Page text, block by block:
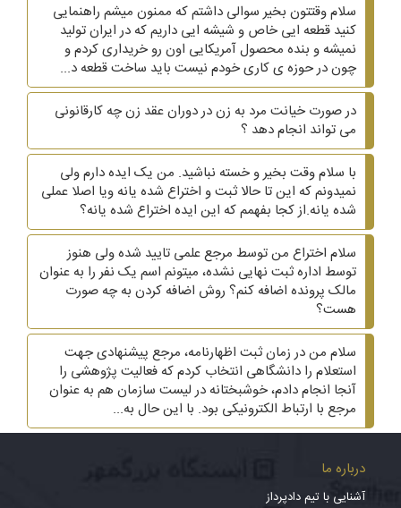
سلام وقتتون بخیر سوالی داشتم که ممنون میشم راهنمایی
کنید قطعه ایی خاص و شیشه ایی داریم که در ایران تولید
نمیشه و بنده محصول آمریکایی اون رو خریداری کردم و
چون در حوزه ی کاری خودم نیست باید ساخت قطعه د...
در صورت خیانت مرد به زن در دوران عقد زن چه کارقانونی
می تواند انجام دهد ؟
با سلام وقت بخیر و خسته نباشید. من یک ایده دارم ولی
نمیدونم که این تا حالا ثبت و اختراع شده یانه ویا اصلا عملی
شده یانه.از کجا بفهمم که این ایده اختراع شده یانه؟
سلام اختراع من توسط مرجع علمی تایید شده ولی هنوز
توسط اداره ثبت نهایی نشده، میتونم اسم یک نفر را به عنوان
مالک پرونده اضافه کنم؟ روش اضافه کردن به چه صورت
هست؟
سلام من در زمان ثبت اظهارنامه، مرجع پیشنهادی جهت
استعلام را دانشگاهی انتخاب کردم که فعالیت پژوهشی را
آنجا انجام دادم، خوشبختانه در لیست سازمان هم به عنوان
مرجع با ارتباط الکترونیکی بود. با این حال به...
درباره ما
آشنایی با تیم دادپرداز